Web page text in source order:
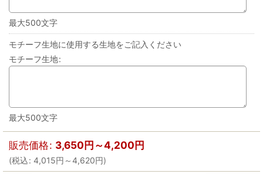
最大500文字
モチーフ生地に使用する生地をご記入ください
モチーフ生地:
最大500文字
販売価格: 3,650円～4,200円
(税込: 4,015円 ～4,620円)